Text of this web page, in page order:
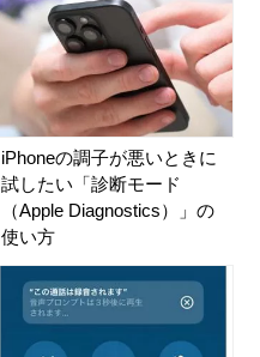
iPhoneの調子が悪いときに
試したい「診断モード
（Apple Diagnostics）」の
使い方